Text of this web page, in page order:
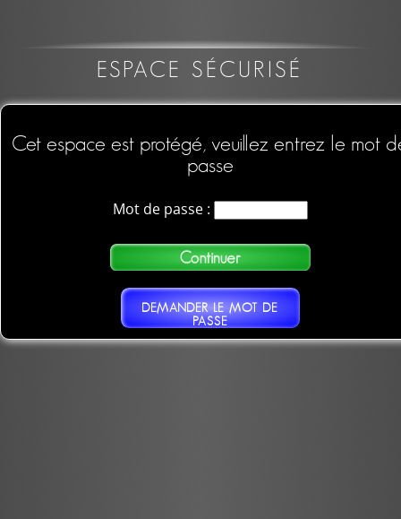
ESPACE SÉCURISÉ
Cet espace est protégé, veuillez entrez le mot
passe
Mot de passe :
DEMANDER LE MOT DE
PASSE